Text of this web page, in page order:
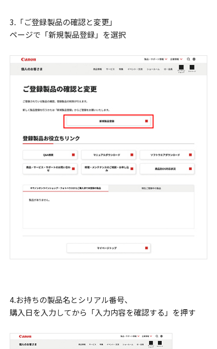
3.「ご登録製品の確認と変更」
ページで「新規製品登録」を選択
4.お持ちの製品名とシリアル番号、
購入日を入力してから「入力内容を確認する」を押す